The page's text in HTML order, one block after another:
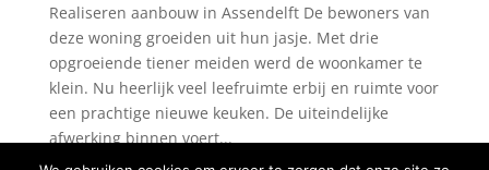
Realiseren aanbouw in Assendelft De bewoners van
deze woning groeiden uit hun jasje. Met drie
opgroeiende tiener meiden werd de woonkamer te
klein. Nu heerlijk veel leefruimte erbij en ruimte voor
een prachtige nieuwe keuken. De uiteindelijke
afwerking binnen voert...